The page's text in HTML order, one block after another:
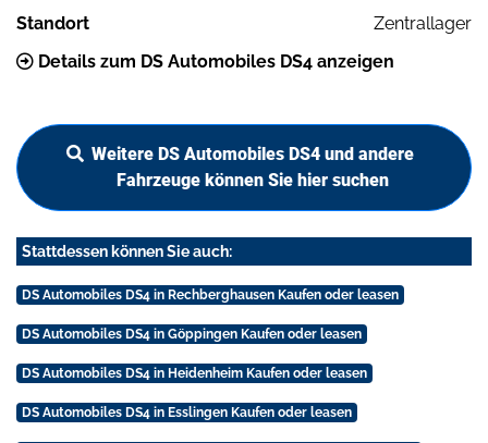
Standort
Zentrallager
Details zum DS Automobiles DS4 anzeigen
Weitere DS Automobiles DS4 und andere
Fahrzeuge können Sie hier suchen
Stattdessen können Sie auch:
DS Automobiles DS4 in Rechberghausen Kaufen oder leasen
DS Automobiles DS4 in Göppingen Kaufen oder leasen
DS Automobiles DS4 in Heidenheim Kaufen oder leasen
DS Automobiles DS4 in Esslingen Kaufen oder leasen